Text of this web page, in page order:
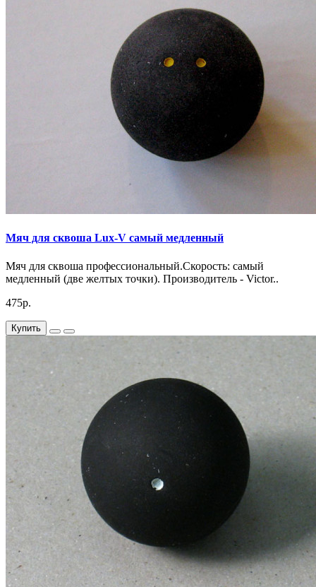
Мяч для сквоша Lux-V самый медленный
Мяч для сквоша профессиональный.Скорость: самый
медленный (две желтых точки). Производитель - Victor..
475р.
Купить